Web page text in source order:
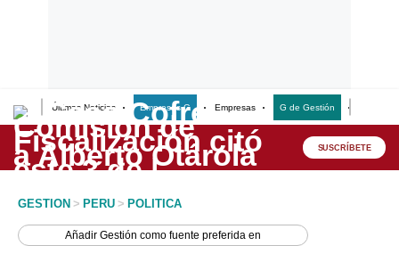
Últimas Noticias Empresas G Empresas G de Gestión
Lo último
Peru Quiosco SUSCRÍBETE
GESTION > PERU > POLITICA
AñadirGestión como fuente preferida en